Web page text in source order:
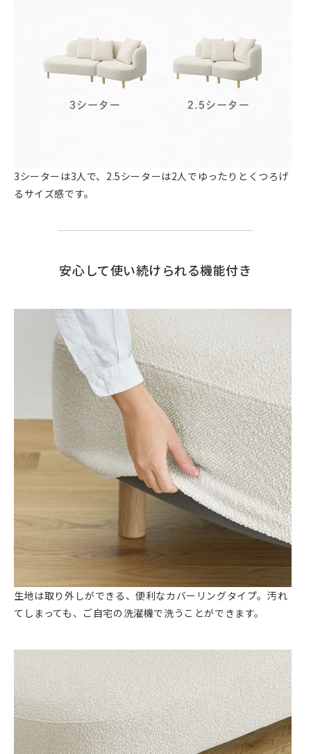
3シーターは3人で、2.5シーターは2人でゆったりとくつろげ
るサイズ感です。
安心して使い続けられる機能付き
生地は取り外しができる、便利なカバーリングタイプ。汚れ
てしまっても、ご自宅の洗濯機で洗うことができます。